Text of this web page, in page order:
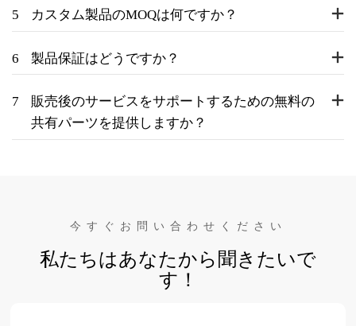
5 カスタム製品のMOQは何ですか？
6 製品保証はどうですか？
7
販売後のサービスをサポートするための無料の
共有パーツを提供しますか？
今すぐお問い合わせください
私たちはあなたから聞きたいで
す！